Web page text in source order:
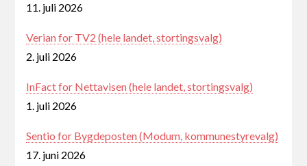
11. juli 2026
Verian for TV2 (hele landet, stortingsvalg)
2. juli 2026
InFact for Nettavisen (hele landet, stortingsvalg)
1. juli 2026
Sentio for Bygdeposten (Modum, kommunestyrevalg)
17. juni 2026